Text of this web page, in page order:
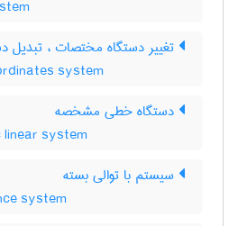
تغییر دستگاه مختصات ،
system
دستگاه خطی مشخصه
system
سیستم با توالی بسته
system